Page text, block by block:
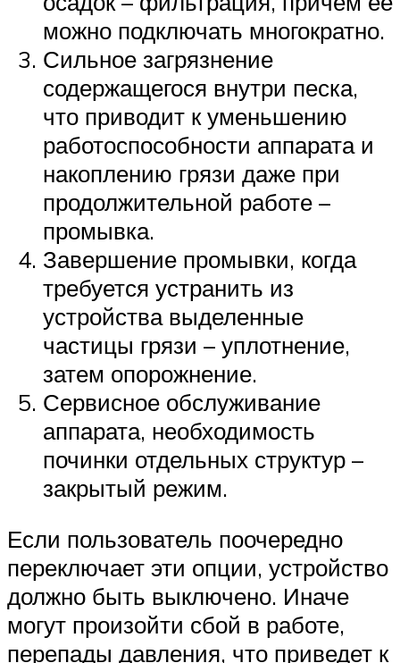
можно подключать многократно.
Сильное загрязнение
содержащегося внутри песка,
что приводит к уменьшению
работоспособности аппарата и
накоплению грязи даже при
продолжительной работе –
промывка.
Завершение промывки, когда
требуется устранить из
устройства выделенные
частицы грязи – уплотнение,
затем опорожнение.
Сервисное обслуживание
аппарата, необходимость
починки отдельных структур –
закрытый режим.
Если пользователь поочередно
переключает эти опции, устройство
должно быть выключено. Иначе
могут произойти сбой в работе,
перепады давления, что приведет к